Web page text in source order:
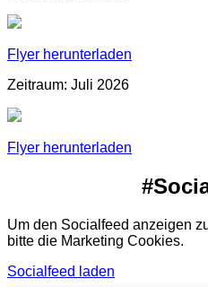
Flyer herunterladen
Zeitraum: Juli 2026
Flyer herunterladen
Um den Socialfeed anzeigen
bitte die Marketing Cookies.
Socialfeed laden